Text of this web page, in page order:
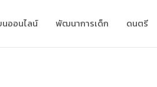
นออนไลน์ พัฒนาการเด็ก ดนตรี